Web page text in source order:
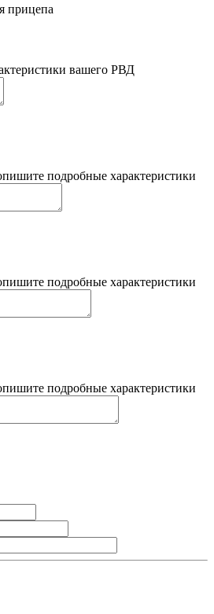
прицепа
вашего РВД
подробные характеристики
подробные характеристики
подробные характеристики